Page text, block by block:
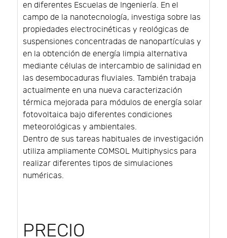
en diferentes Escuelas de Ingeniería. En el
campo de la nanotecnología, investiga sobre las
propiedades electrocinéticas y reológicas de
suspensiones concentradas de nanopartículas y
en la obtención de energía limpia alternativa
mediante células de intercambio de salinidad en
las desembocaduras fluviales. También trabaja
actualmente en una nueva caracterización
térmica mejorada para módulos de energía solar
fotovoltaica bajo diferentes condiciones
meteorológicas y ambientales.
Dentro de sus tareas habituales de investigación
utiliza ampliamente COMSOL Multiphysics para
realizar diferentes tipos de simulaciones
numéricas.
PRECIO